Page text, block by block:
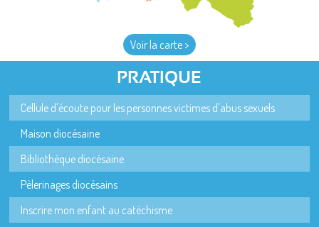
Voir la carte >
PRATIQUE
Cellule d'écoute pour les personnes victimes d'abus sexuels
Maison diocésaine
Bibliothèque diocésaine
Pèlerinages diocésains
Inscrire mon enfant au catéchisme